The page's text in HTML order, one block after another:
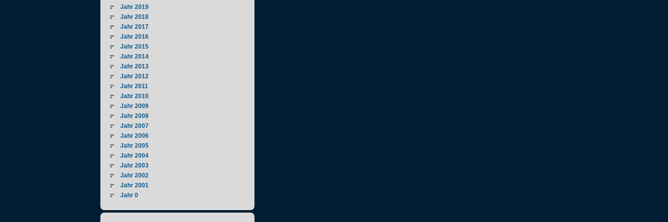
Jahr 2019
Jahr 2018
Jahr 2017
Jahr 2016
Jahr 2015
Jahr 2014
Jahr 2013
Jahr 2012
Jahr 2011
Jahr 2010
Jahr 2009
Jahr 2008
Jahr 2007
Jahr 2006
Jahr 2005
Jahr 2004
Jahr 2003
Jahr 2002
Jahr 2001
Jahr 0